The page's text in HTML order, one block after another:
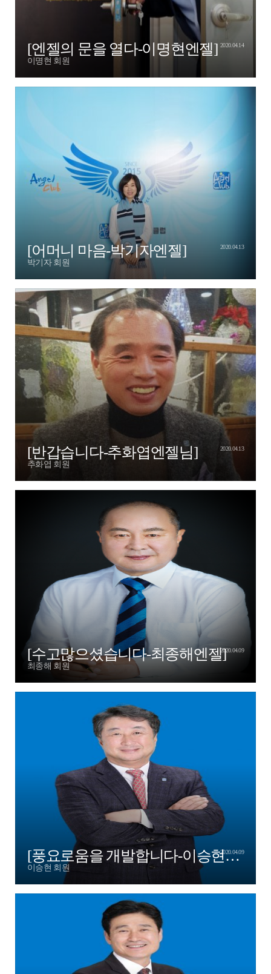
[엔젤의 문을 열다-이명현엔젤]
이명현 회원
2020.04.14
[어머니 마음-박기자엔젤]
박기자 회원
2020.04.13
[반갑습니다-추화엽엔젤님]
추화엽 회원
2020.04.13
[수고많으셨습니다-최종해엔젤]
최종해 회원
2020.04.09
[풍요로움을 개발합니다-이승현엔젤부회장]
이승현 회원
2020.04.09